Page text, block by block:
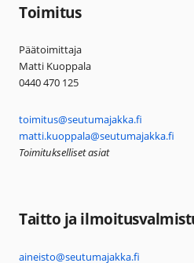
Toimitus
Päätoimittaja
Matti Kuoppala
0440 470 125
toimitus@seutumajakka.fi
matti.kuoppala@seutumajakka.fi
Toimitukselliset asiat
Taitto ja
aineisto@seutumajakka.fi